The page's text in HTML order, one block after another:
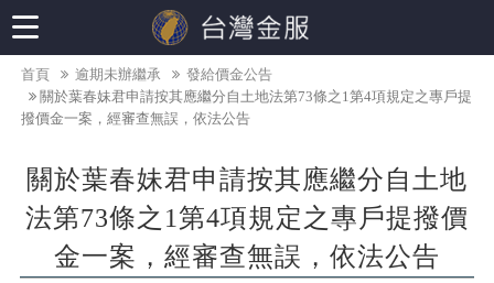
首頁 逾期未辦繼承
發給價金公告
關於葉春妹君申請按其應繼分自土地法第73條之1第4項規定之專戶提
撥價金一案，經審查無誤，依法公告
關於葉春妹君申請按其應繼分自土地
法第73條之1第4項規定之專戶提撥價
金一案，經審查無誤，依法公告